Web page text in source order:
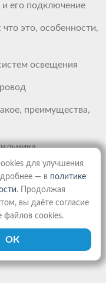
его подключение
это, особенности,
освещения
преимущества,
для улучшения
— в политике
. Продолжая
вы даёте согласие
файлов cookies.